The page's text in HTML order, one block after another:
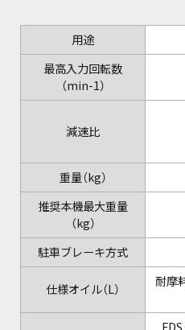
用途
最高入力回転数
（min-1）
減速比
重量（kg）
推奨本機最大重量
（kg）
駐車ブレーキ方式
仕様オイル（L）
耐摩